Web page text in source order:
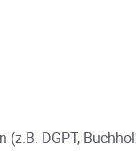
DGPT,